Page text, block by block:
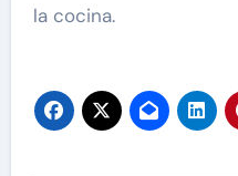
la cocina.